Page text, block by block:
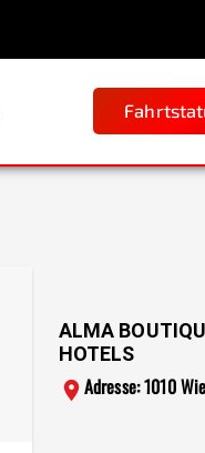
ALMA
HOTELS
Adresse: 1010